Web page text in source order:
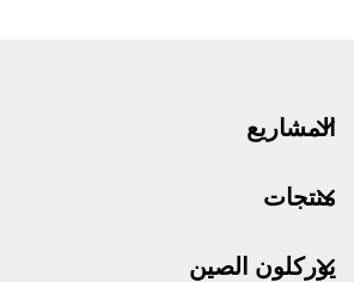
المشاريع
منتجات
يوركلون الصين